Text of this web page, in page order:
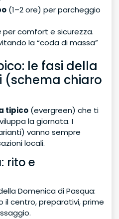
(1–2 ore) per parcheggio
per comfort e sicurezza.
la “coda di massa”
le fasi della
(schema chiaro
tipico (evergreen) che ti
la giornata. I
vanno sempre
locali.
rito e
Domenica di Pasqua:
il centro, preparativi, prime